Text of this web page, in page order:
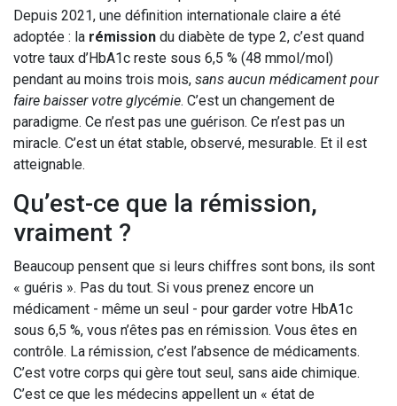
Depuis 2021, une définition internationale claire a été
adoptée : la rémission du diabète de type 2, c’est quand
votre taux d’HbA1c reste sous 6,5 % (48 mmol/mol)
pendant au moins trois mois, sans aucun médicament pour
faire baisser votre glycémie. C’est un changement de
paradigme. Ce n’est pas une guérison. Ce n’est pas un
miracle. C’est un état stable, observé, mesurable. Et il est
atteignable.
Qu’est-ce que la rémission,
vraiment ?
Beaucoup pensent que si leurs chiffres sont bons, ils sont
« guéris ». Pas du tout. Si vous prenez encore un
médicament - même un seul - pour garder votre HbA1c
sous 6,5 %, vous n’êtes pas en rémission. Vous êtes en
contrôle. La rémission, c’est l’absence de médicaments.
C’est votre corps qui gère tout seul, sans aide chimique.
C’est ce que les médecins appellent un « état de